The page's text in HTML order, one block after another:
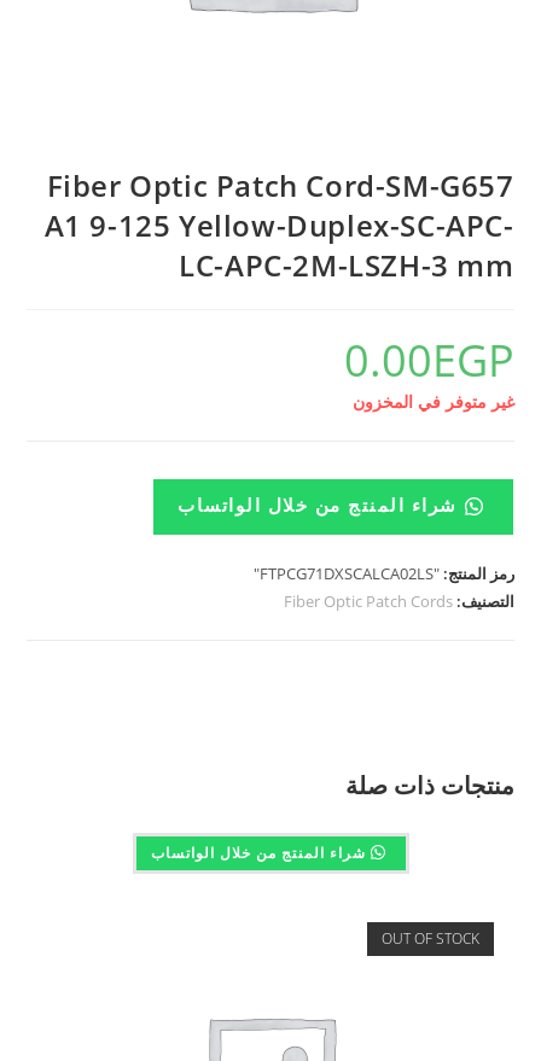
Fiber Optic Patch Cord-SM-G657
A1 9-125 Yellow-Duplex-SC-APC-
LC-APC-2M-LSZH-3 mm
0.00EGP
غير متوفر في المخزون
شراء المنتج من خلال الواتساب
رمز المنتج:"FTPCG71DXSCALCA02LS"
التصنيف:Fiber Optic Patch Cords
منتجات ذات صلة
شراء المنتج من خلال الواتساب
OUT OF STOCK